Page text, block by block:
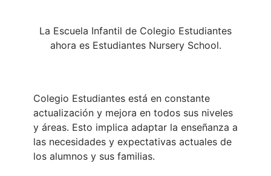
La Escuela Infantil de Colegio Estudiantes
ahora es Estudiantes Nursery School.
Colegio Estudiantes está en constante
actualización y mejora en todos sus niveles
y áreas. Esto implica adaptar la enseñanza a
las necesidades y expectativas actuales de
los alumnos y sus familias.